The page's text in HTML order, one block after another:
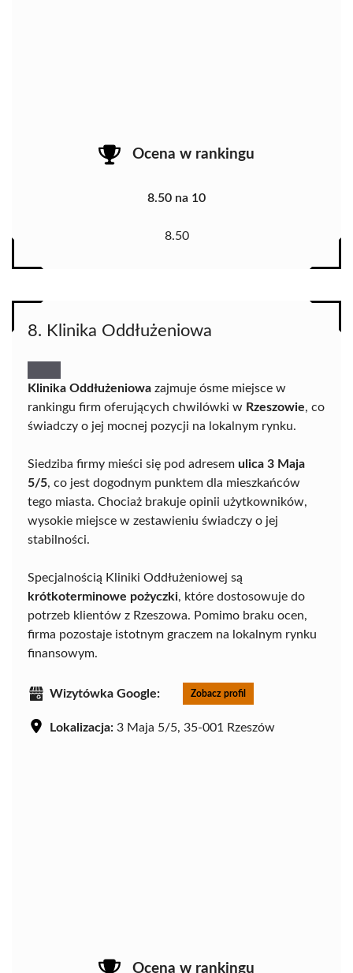
Ocena w rankingu
8.50 na 10
8.50
8. Klinika Oddłużeniowa
Klinika Oddłużeniowa zajmuje ósme miejsce w
rankingu firm oferujących chwilówki w Rzeszowie, co
świadczy o jej mocnej pozycji na lokalnym rynku.
Siedziba firmy mieści się pod adresem ulica 3 Maja
5/5, co jest dogodnym punktem dla mieszkańców
tego miasta. Chociaż brakuje opinii użytkowników,
wysokie miejsce w zestawieniu świadczy o jej
stabilności.
Specjalnością Kliniki Oddłużeniowej są
krótkoterminowe pożyczki, które dostosowuje do
potrzeb klientów z Rzeszowa. Pomimo braku ocen,
firma pozostaje istotnym graczem na lokalnym rynku
finansowym.
Wizytówka Google: Zobacz profil
Lokalizacja: 3 Maja 5/5, 35-001 Rzeszów
Ocena w rankingu